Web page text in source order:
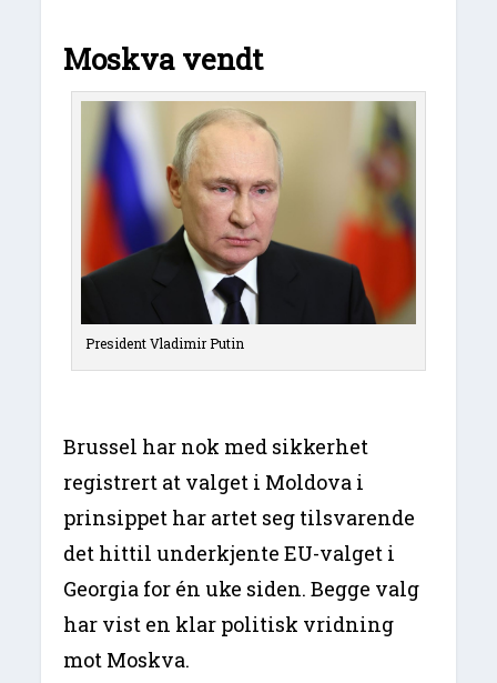
Moskva vendt
President Vladimir Putin
Brussel har nok med sikkerhet
registrert at valget i Moldova i
prinsippet har artet seg tilsvarende
det hittil underkjente EU-valget i
Georgia for én uke siden. Begge valg
har vist en klar politisk vridning
mot Moskva.